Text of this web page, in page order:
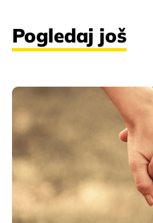
Pogledaj još